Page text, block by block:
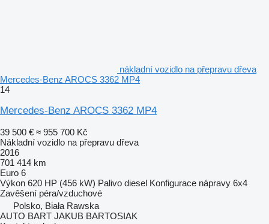
nákladní vozidlo na přepravu dřeva
Mercedes-Benz AROCS 3362 MP4
14
Mercedes-Benz AROCS 3362 MP4
39 500 € ≈ 955 700 Kč
Nákladní vozidlo na přepravu dřeva
2016
701 414 km
Euro 6
Výkon 620 HP (456 kW) Palivo diesel Konfigurace nápravy 6x4
Zavěšení péra/vzduchové
Polsko, Biała Rawska
AUTO BART JAKUB BARTOSIAK